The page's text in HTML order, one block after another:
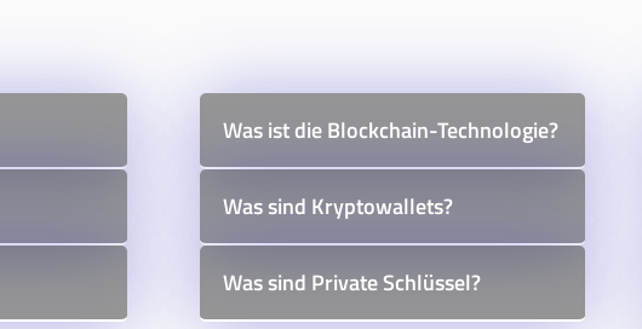
Was ist die Blockchain-Technologie?
Was sind Kryptowallets?
Was sind Private Schlüssel?